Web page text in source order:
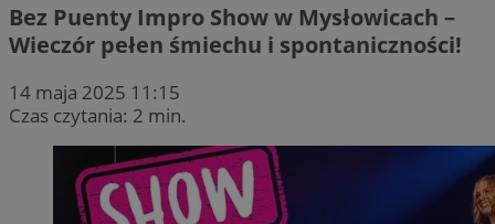
Bez Puenty Impro Show w Mysłowicach –
Wieczór pełen śmiechu i spontaniczności!
14 maja 2025 11:15
Czas czytania: 2 min.